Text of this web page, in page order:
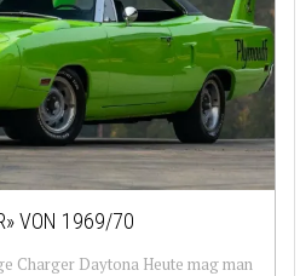
VON 1969/70
Charger Daytona Heute mag man